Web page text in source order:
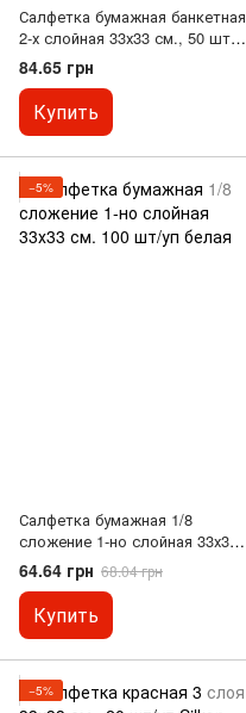
Салфетка бумажная банкетная
2-х слойная 33х33 см., 50 шт/
уп (в сложенном 16,5х16,5 см)
черная целлюлоза Silken
84.65 грн
Купить
−5%
Салфетка бумажная 1/8
сложение 1-но слойная 33х33
см. 100 шт/уп белая
64.64 грн 68.04 грн
Купить
−5%